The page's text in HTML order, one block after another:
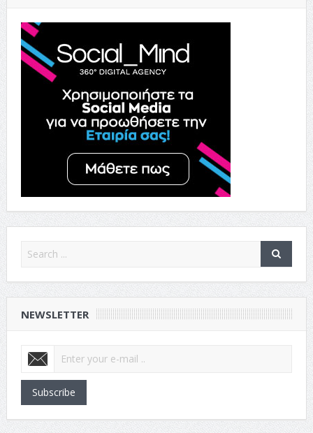
NEWSLETTER
Subscribe